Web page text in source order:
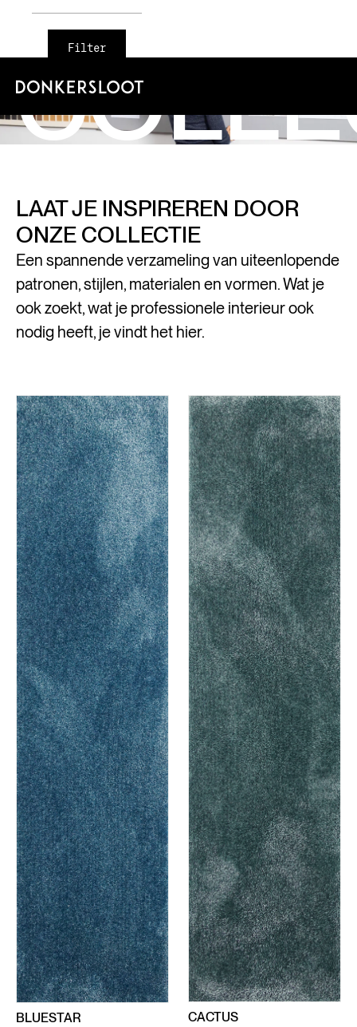
LAAT JE INSPIREREN DOOR
ONZE COLLECTIE
Een spannende verzameling van uiteenlopende
patronen, stijlen, materialen en vormen. Wat je
ook zoekt, wat je professionele interieur ook
nodig heeft, je vindt het hier.
Filter
BLUESTAR CACTUS